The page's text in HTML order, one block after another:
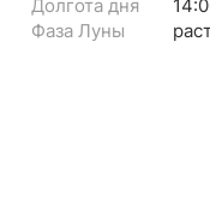
Долгота дня
Фаза Луны